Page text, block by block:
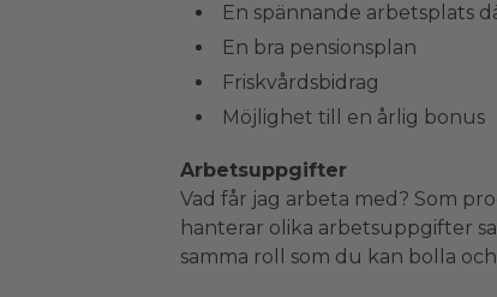
En spännande arbetsplats
En bra pensionsplan
Friskvårdsbidrag
Möjlighet till en årlig bonus
Arbetsuppgifter
Vad får jag arbeta med? Som
hanterar olika arbetsuppgifter
samma roll som du kan bolla